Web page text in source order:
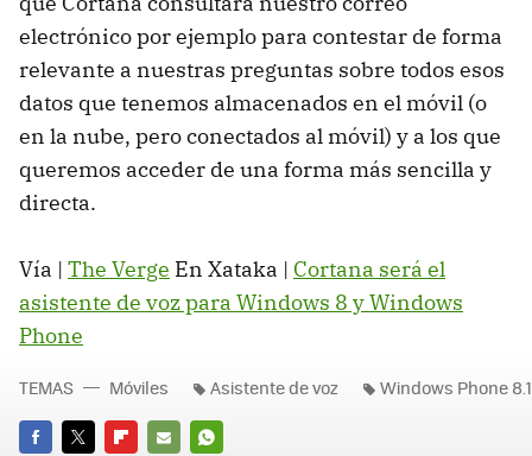
electrónico por ejemplo para contestar de forma
relevante a nuestras preguntas sobre todos esos
datos que tenemos almacenados en el móvil (o
en la nube, pero conectados al móvil) y a los que
queremos acceder de una forma más sencilla y
directa.
Vía | The Verge En Xataka | Cortana será el
asistente de voz para Windows 8 y Windows
Phone
TEMAS Móviles Asistente de voz Windows Phone 8.1